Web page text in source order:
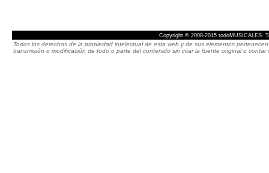
Copyright © 2008-2015 todoMUSICALES.
Todos los derechos de la propiedad intelectual de esta web y de sus elementos
transmisión o modificación de todo o parte del contenido sin citar la fuente original o